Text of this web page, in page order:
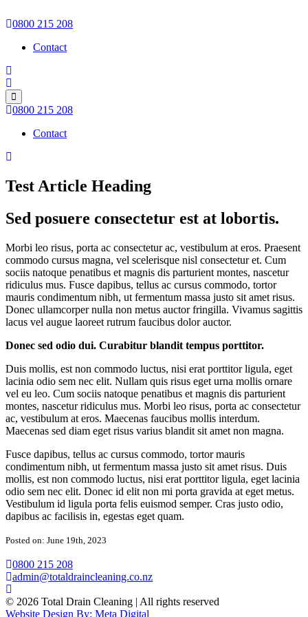
0800 215 208
Contact
0800 215 208
Contact
Test Article Heading
Sed posuere consectetur est at lobortis.
Morbi leo risus, porta ac consectetur ac, vestibulum at eros. Praesent
commodo cursus magna, vel scelerisque nisl consectetur et. Cum
sociis natoque penatibus et magnis dis parturient montes, nascetur
ridiculus mus. Fusce dapibus, tellus ac cursus commodo, tortor
mauris condimentum nibh, ut fermentum massa justo sit amet risus.
Donec ullamcorper nulla non metus auctor fringilla. Vivamus sagittis
lacus vel augue laoreet rutrum faucibus dolor auctor.
Donec sed odio dui. Curabitur blandit tempus porttitor.
Duis mollis, est non commodo luctus, nisi erat porttitor ligula, eget
lacinia odio sem nec elit. Nullam quis risus eget urna mollis ornare
vel eu leo. Cum sociis natoque penatibus et magnis dis parturient
montes, nascetur ridiculus mus. Morbi leo risus, porta ac consectetur
ac, vestibulum at eros. Maecenas faucibus mollis interdum.
Maecenas sed diam eget risus varius blandit sit amet non magna.
Fusce dapibus, tellus ac cursus commodo, tortor mauris
condimentum nibh, ut fermentum massa justo sit amet risus. Duis
mollis, est non commodo luctus, nisi erat porttitor ligula, eget lacinia
odio sem nec elit. Donec id elit non mi porta gravida at eget metus.
Vestibulum id ligula porta felis euismod semper. Cras justo odio,
dapibus ac facilisis in, egestas eget quam.
Posted on: June 19th, 2023
0800 215 208
admin@totaldraincleaning.co.nz
© 2026 Total Drain Cleaning | All rights reserved
Website Design By: Meta Digital